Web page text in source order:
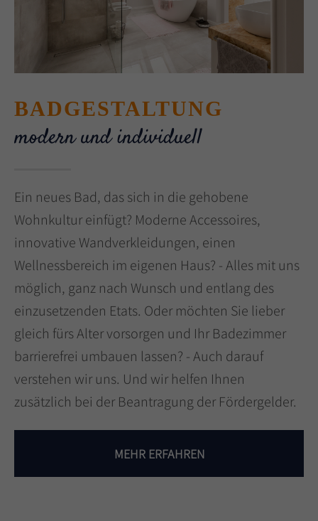
BADGESTALTUNG
modern und individuell
Ein neues Bad, das sich in die gehobene
Wohnkultur einfügt? Moderne Accessoires,
innovative Wandverkleidungen, einen
Wellnessbereich im eigenen Haus? - Alles mit uns
möglich, ganz nach Wunsch und entlang des
einzusetzenden Etats. Oder möchten Sie lieber
gleich fürs Alter vorsorgen und Ihr Badezimmer
barrierefrei umbauen lassen? - Auch darauf
verstehen wir uns. Und wir helfen Ihnen
zusätzlich bei der Beantragung der Fördergelder.
MEHR ERFAHREN